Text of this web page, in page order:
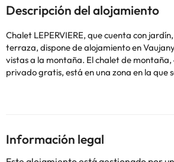
Descripción del alojamiento
Chalet LEPERVIERE, que cuenta con
terraza, dispone de alojamiento en
vistas a la montaña. El chalet de
privado gratis, está en una zona en la que
montaña, que dispone de reproductor de
ducha. El alojamiento también tiene 3
secador de pelo, y las toallas y la ropa de
chalet de montaña tiene barbacoa,
Información legal